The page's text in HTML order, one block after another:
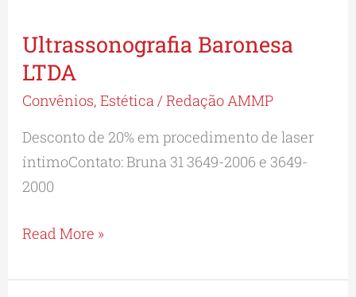
Ultrassonografia Baronesa
LTDA
Convênios,Estética/Redação AMMP
Desconto de 20% em procedimento de laser
íntimoContato: Bruna 31 3649-2006 e 3649-
2000
Ultrassonografia
Baronesa
LTDA
Read More »